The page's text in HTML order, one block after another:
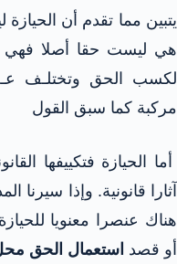
يتبين مما تقدم أن
هي ليست حقا أصلا فهي
لكسب الحق وتختلـف
مركبة كما سبق القول
أما الحيازة فتكييفها
آثارا قانونية. وإذا
هناك عنصرا معنويا
أو قصد استعمال الحق